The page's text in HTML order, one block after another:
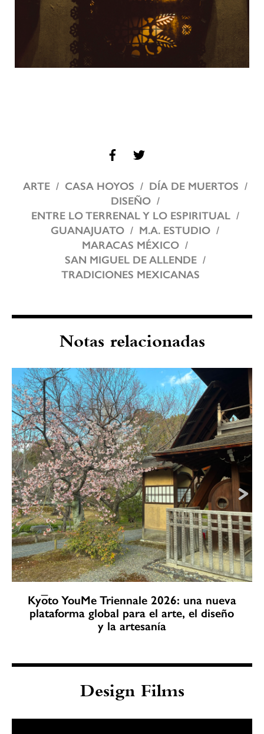
ARTE CASA HOYOS
DÍA DE MUERTOS
DISEÑO
ENTRE LO TERRENAL Y LO ESPIRITUAL
GUANAJUATO
M.A. ESTUDIO
MARACAS MÉXICO
SAN MIGUEL DE ALLENDE
TRADICIONES MEXICANAS
Notas relacionadas
Kyōto YouMe Triennale 2026: una nueva
plataforma global para el arte, el diseño
y la artesanía
Design Films